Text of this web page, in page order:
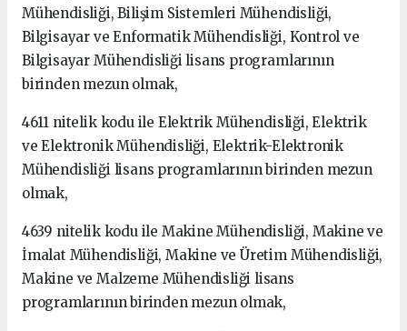
Mühendisliği, Bilişim Sistemleri Mühendisliği,
Bilgisayar ve Enformatik Mühendisliği, Kontrol ve
Bilgisayar Mühendisliği lisans programlarının
birinden mezun olmak,
4611 nitelik kodu ile Elektrik Mühendisliği, Elektrik
ve Elektronik Mühendisliği, Elektrik-Elektronik
Mühendisliği lisans programlarının birinden mezun
olmak,
4639 nitelik kodu ile Makine Mühendisliği, Makine ve
İmalat Mühendisliği, Makine ve Üretim Mühendisliği,
Makine ve Malzeme Mühendisliği lisans
programlarının birinden mezun olmak,